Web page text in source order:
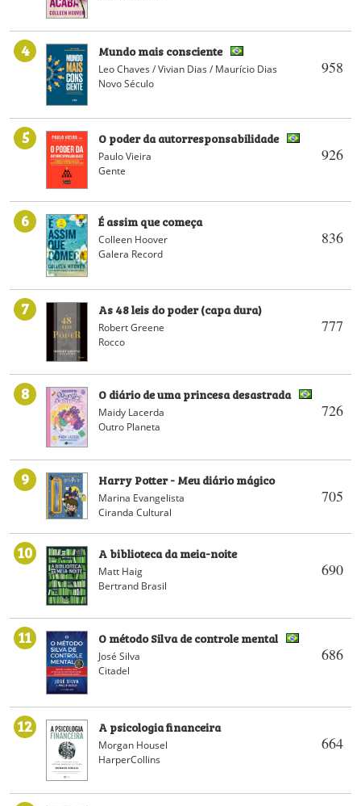
4
958
Mundo mais consciente
Leo Chaves / Vivian Dias / Maurício Dias
Novo Século
5
926
O poder da autorresponsabilidade
Paulo Vieira
Gente
6
836
É assim que começa
Colleen Hoover
Galera Record
7
777
As 48 leis do poder (capa dura)
Robert Greene
Rocco
8
726
O diário de uma princesa desastrada
Maidy Lacerda
Outro Planeta
9
705
Harry Potter - Meu diário mágico
Marina Evangelista
Ciranda Cultural
10
690
A biblioteca da meia-noite
Matt Haig
Bertrand Brasil
11
686
O método Silva de controle mental
José Silva
Citadel
12
664
A psicologia financeira
Morgan Housel
HarperCollins